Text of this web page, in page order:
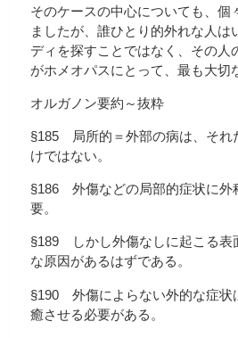
そのケースの中心についても、個
ましたが、誰ひとり的外れな人は
ディを探すことではなく、その人
がホメオパスにとって、最も大切
オルガノン要約～抜粋
§185 局所的＝外部の病は、それ
けではない。
§186 外傷などの局部的症状に外
要。
§189 しかし外傷なしに起こる表
な原因があるはずである。
§190 外傷によらない外的な症状
癒させる必要がある。